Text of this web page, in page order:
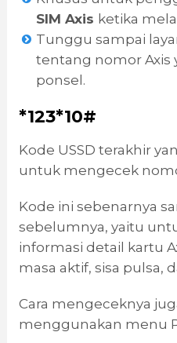
SIM Axis ketika
Tunggu sampai
tentang nomor Axis
ponsel.
*123*10#
Kode USSD terakhir
untuk mengecek
Kode ini sebenarnya
sebelumnya, yaitu
informasi detail kartu
masa aktif, sisa pulsa,
Cara mengeceknya
menggunakan menu